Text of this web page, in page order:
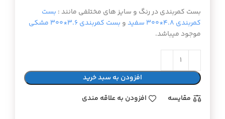
بست کمربندی در رنگ و سایز های مختلفی مانند : بست
کمربندی ۴.۸*۳۰۰ سفید
و بست کمربندی ۳.۶*۳۰۰ مشکی
موجود میباشد.
افزودن به سبد خرید
مقايسه
افزودن به علاقه مندی